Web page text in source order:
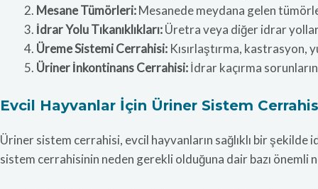
Mesane Tümörleri:Mesanede meydana gelen
İdrar Yolu Tıkanıklıkları:Üretra veya diğer idrar
Üreme Sistemi Cerrahisi: Kısırlaştırma,
Üriner İnkontinans Cerrahisi:İdrar kaçırma
Evcil Hayvanlar İçin Üriner Sistem
Üriner sistem cerrahisi, evcil hayvanların sağlıklı bir
sistem cerrahisinin neden gerekli olduğuna dair bazı önemli